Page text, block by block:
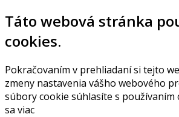
Táto webová stránka
cookies.
Pokračovaním v prehliadaní si tejto
zmeny nastavenia vášho webového
súbory cookie súhlasíte s používaním
sa viac